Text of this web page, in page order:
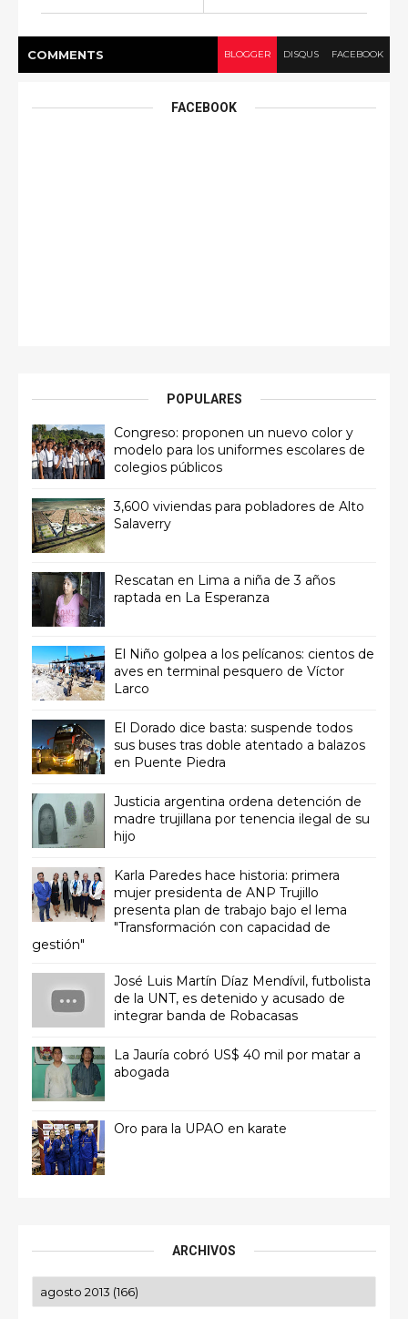
COMMENTS BLOGGER DISQUS FACEBOOK
FACEBOOK
POPULARES
Congreso: proponen un nuevo color y
modelo para los uniformes escolares de
colegios públicos
3,600 viviendas para pobladores de Alto
Salaverry
Rescatan en Lima a niña de 3 años
raptada en La Esperanza
El Niño golpea a los pelícanos: cientos de
aves en terminal pesquero de Víctor
Larco
El Dorado dice basta: suspende todos
sus buses tras doble atentado a balazos
en Puente Piedra
Justicia argentina ordena detención de
madre trujillana por tenencia ilegal de su
hijo
Karla Paredes hace historia: primera
mujer presidenta de ANP Trujillo
presenta plan de trabajo bajo el lema
"Transformación con capacidad de
gestión"
José Luis Martín Díaz Mendívil, futbolista
de la UNT, es detenido y acusado de
integrar banda de Robacasas
La Jauría cobró US$ 40 mil por matar a
abogada
Oro para la UPAO en karate
ARCHIVOS